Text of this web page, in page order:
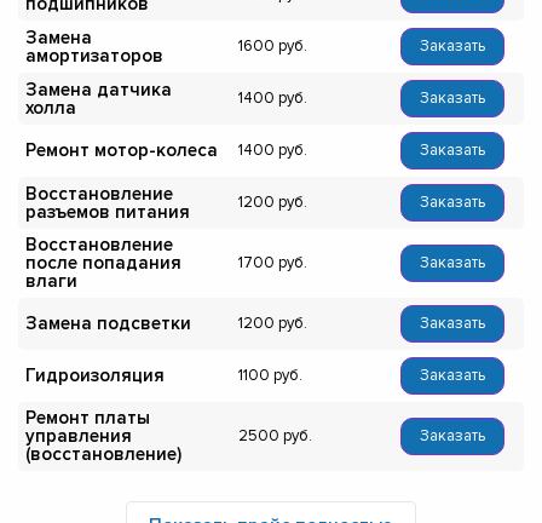
Замена
амортизаторов
1600 Заказать
Замена датчика
холла
1400 Заказать
Ремонт мотор-колеса 1400 Заказать
Восстановление
разъемов питания
1200 Заказать
Восстановление
после попадания
влаги
1700 Заказать
Замена подсветки 1200 Заказать
Гидроизоляция 1100 Заказать
Ремонт платы
управления
(восстановление)
2500 Заказать